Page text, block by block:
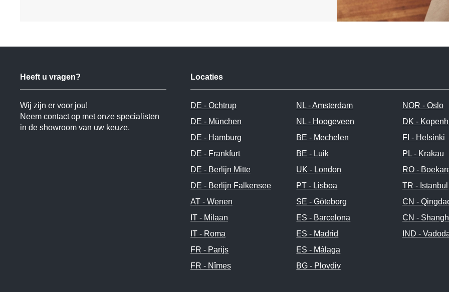
Heeft u vragen?
Wij zijn er voor jou!
Neem contact op met onze specialisten
in de showroom van uw keuze.
Locaties
DE - Ochtrup
DE - München
DE - Hamburg
DE - Frankfurt
DE - Berlijn Mitte
DE - Berlijn Falkensee
AT - Wenen
IT - Milaan
IT - Roma
FR - Parijs
FR - Nîmes
NL - Amsterdam
NL - Hoogeveen
BE - Mechelen
BE - Luik
UK - London
PT - Lisboa
SE - Göteborg
ES - Barcelona
ES - Madrid
ES - Málaga
BG - Plovdiv
NOR - Oslo
DK -
FI - Helsinki
PL - Krakau
RO -
TR - Istanbul
CN -
CN -
IND -